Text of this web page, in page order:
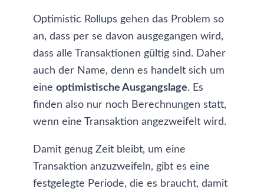
Optimistic Rollups gehen das Problem so
an, dass per se davon ausgegangen wird,
dass alle Transaktionen gültig sind. Daher
auch der Name, denn es handelt sich um
eine optimistische Ausgangslage. Es
finden also nur noch Berechnungen statt,
wenn eine Transaktion angezweifelt wird.
Damit genug Zeit bleibt, um eine
Transaktion anzuzweifeln, gibt es eine
festgelegte Periode, die es braucht, damit